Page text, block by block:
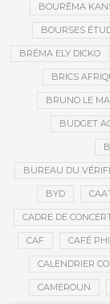
BOURÉMA
BOURSES
BRÉMA ELY DICKO
BRICS
BRUNO LE
BUDGET
BUREAU DU
BYD
CADRE DE
CAF CAFÉ
CALENDRIER
CAMEROUN